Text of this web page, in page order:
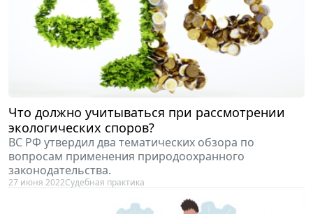
Что должно учитываться при рассмотрении
экологических споров?
ВС РФ утвердил два тематических обзора по
вопросам применения природоохранного
законодательства.
27 июня 2022Судебная практика